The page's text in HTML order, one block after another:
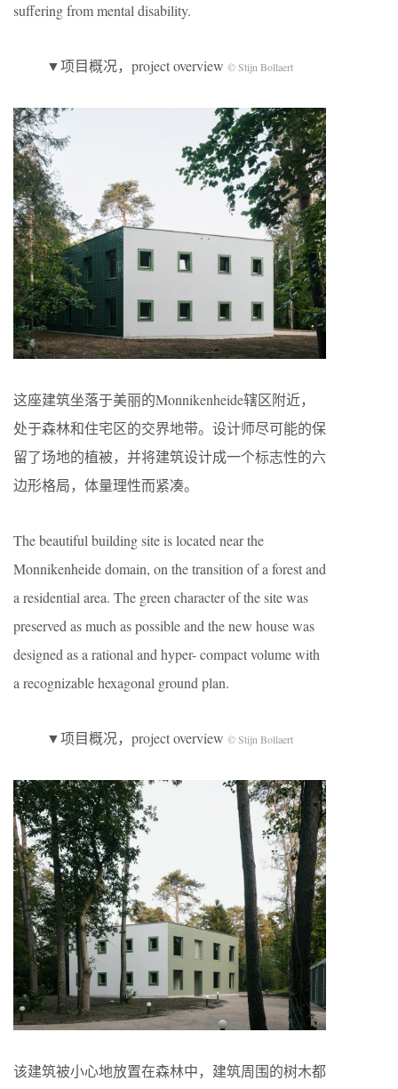
suffering from mental disability.
▼项目概况，project overview © Stijn Bollaert
这座建筑坐落于美丽的Monnikenheide辖区附近，
处于森林和住宅区的交界地带。设计师尽可能的保
留了场地的植被，并将建筑设计成一个标志性的六
边形格局，体量理性而紧凑。
The beautiful building site is located near the
Monnikenheide domain, on the transition of a forest and
a residential area. The green character of the site was
preserved as much as possible and the new house was
designed as a rational and hyper- compact volume with
a recognizable hexagonal ground plan.
▼项目概况，project overview © Stijn Bollaert
该建筑被小心地放置在森林中，建筑周围的树木都